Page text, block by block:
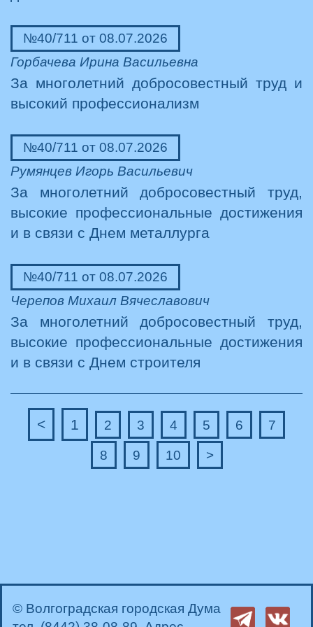
№40/711 от 08.07.2026
Горбачева Ирина Васильевна
За многолетний добросовестный труд и
высокий профессионализм
№40/711 от 08.07.2026
Румянцев Игорь Васильевич
За многолетний добросовестный труд,
высокие профессиональные достижения
и в связи с Днем металлурга
№40/711 от 08.07.2026
Черепов Михаил Вячеславович
За многолетний добросовестный труд,
высокие профессиональные достижения
и в связи с Днем строителя
< 1 2 3 4 5 6 7
8 9 10 >
© Волгоградская городская Дума